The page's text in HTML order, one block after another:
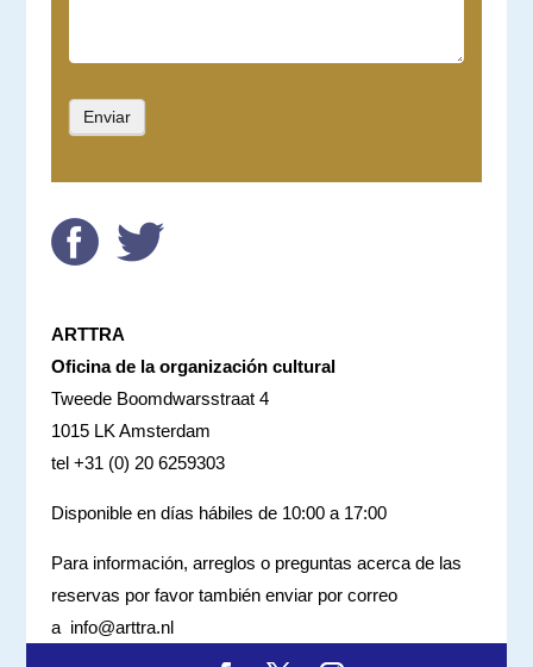
ARTTRA
Oficina de la organización cultural
Tweede Boomdwarsstraat 4
1015 LK Amsterdam
tel +31 (0) 20 6259303
Disponible en días hábiles de 10:00 a 17:00
Para información, arreglos o preguntas acerca de las
reservas por favor también enviar por correo
a info@arttra.nl